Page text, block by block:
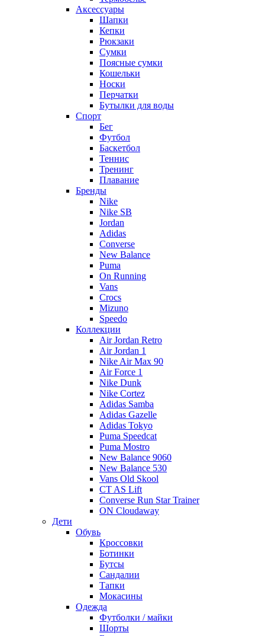
Аксессуары
Шапки
Кепки
Рюкзаки
Сумки
Поясные сумки
Кошельки
Носки
Перчатки
Бутылки для воды
Спорт
Бег
Футбол
Баскетбол
Теннис
Тренинг
Плавание
Бренды
Nike
Nike SB
Jordan
Adidas
Converse
New Balance
Puma
On Running
Vans
Crocs
Mizuno
Speedo
Коллекции
Air Jordan Retro
Air Jordan 1
Nike Air Max 90
Air Force 1
Nike Dunk
Nike Cortez
Adidas Samba
Adidas Gazelle
Adidas Tokyo
Puma Speedcat
Puma Mostro
New Balance 9060
New Balance 530
Vans Old Skool
CT AS Lift
Converse Run Star Trainer
ON Cloudaway
Дети
Обувь
Кроссовки
Ботинки
Бутсы
Сандалии
Тапки
Мокасины
Одежда
Футболки / майки
Шорты